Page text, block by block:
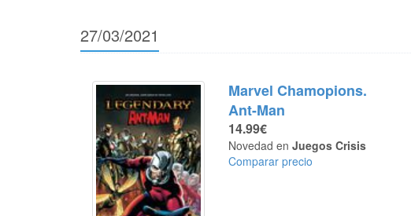
27/03/2021
Marvel Chamopions.
Ant-Man
14.99€
Novedad enJuegos Crisis
Comparar precio